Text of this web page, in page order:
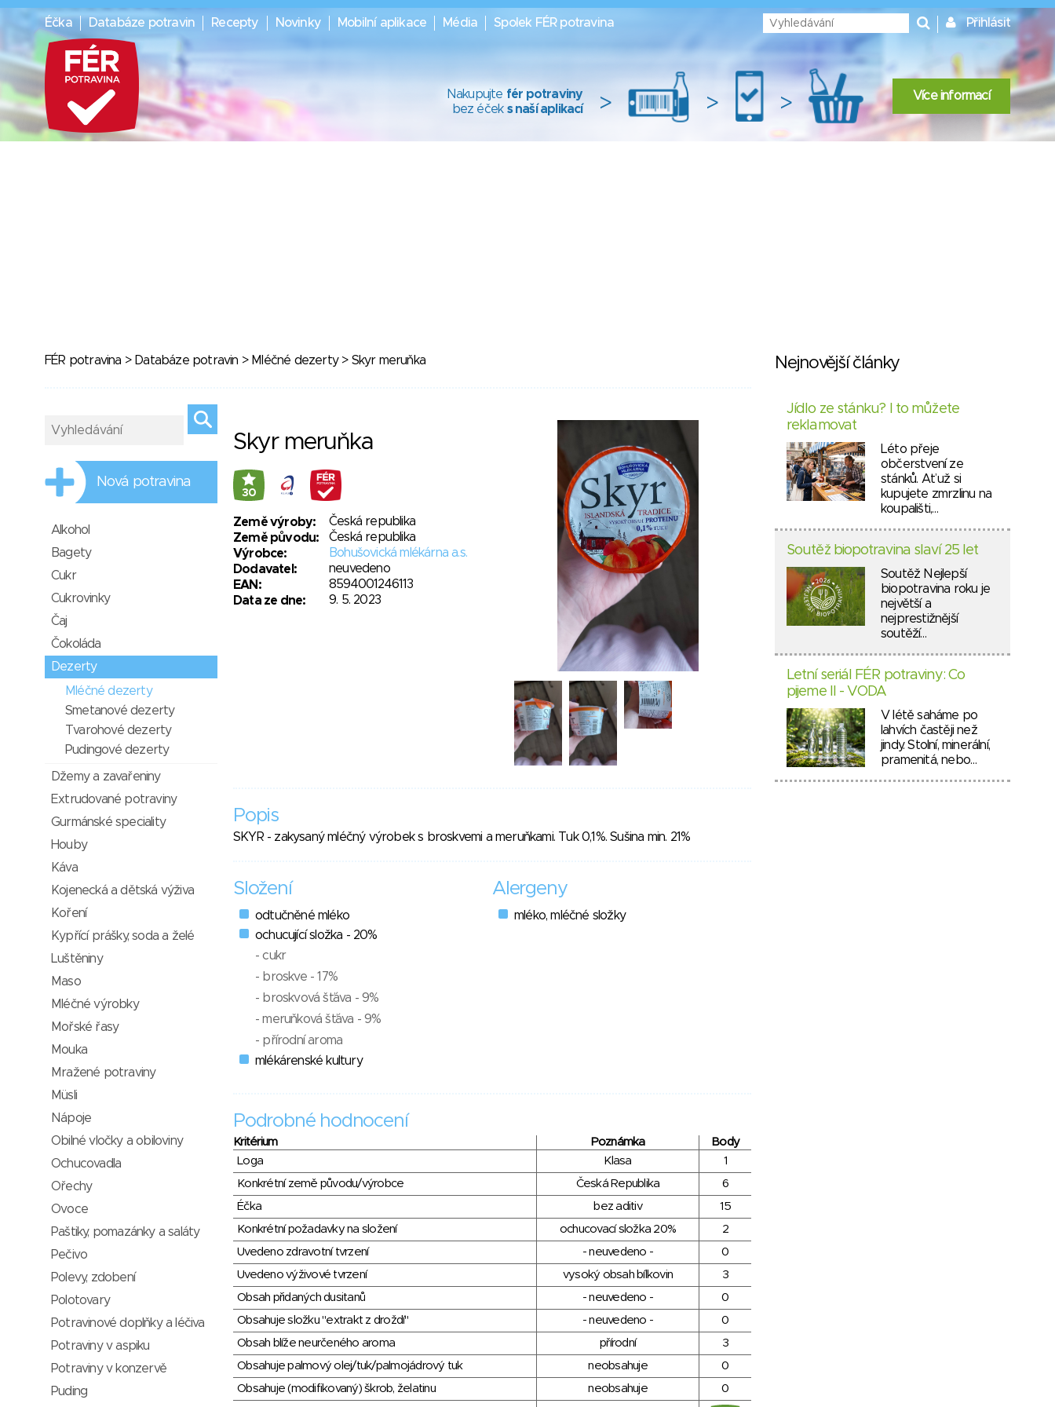
Éčka Databáze potravin Recepty Novinky Mobilní aplikace Média Spolek FÉR potravina Přihlásit
Nakupujte fér potraviny
bez éček s naší aplikací > > > Více informací
FÉR potravina > Databáze potravin > Mléčné dezerty> Skyr meruňka
Skyr meruňka
30
Země výroby:
Česká republika
Země původu:
Česká republika
Výrobce:
Bohušovická mlékárna a.s.
Dodavatel:
neuvedeno
EAN:
8594001246113
Data ze dne:
9. 5. 2023
Popis
SKYR - zakysaný mléčný výrobek s broskvemi a meruňkami. Tuk 0,1%. Sušina min. 21%
Složení
odtučněné mléko
ochucující složka - 20%
- cukr
- broskve - 17%
- broskvová šťáva - 9%
- meruňková šťáva - 9%
- přírodní aroma
mlékárenské kultury
Alergeny
mléko, mléčné složky
Podrobné hodnocení
Kritérium Poznámka
Body
Loga
Klasa
1
Konkrétní země původu/výrobce
Česká Republika
6
Éčka
bez aditiv
15
Konkrétní požadavky na složení
ochucovací složka 20%
2
Uvedeno zdravotní tvrzení
- neuvedeno -
0
Uvedeno výživové tvrzení
vysoký obsah bílkovin
3
Obsah přidaných dusitanů
- neuvedeno -
0
Obsahuje složku "extrakt z droždí"
- neuvedeno -
0
Obsah blíže neurčeného aroma
přírodní
3
Obsahuje palmový olej/tuk/palmojádrový tuk
neobsahuje
0
Obsahuje (modifikovaný) škrob, želatinu
neobsahuje 0
Nová potravina
Alkohol
Bagety
Cukr
Cukrovinky
Čaj
Čokoláda
Dezerty
Mléčné dezerty
Smetanové dezerty
Tvarohové dezerty
Pudingové dezerty
Džemy a zavařeniny
Extrudované potraviny
Gurmánské speciality
Houby
Káva
Kojenecká a dětská výživa
Koření
Kypřící prášky, soda a želé
Luštěniny
Maso
Mléčné výrobky
Mořské řasy
Mouka
Mražené potraviny
Müsli
Nápoje
Obilné vločky a obiloviny
Ochucovadla
Ořechy
Ovoce
Paštiky, pomazánky a saláty
Pečivo
Polevy, zdobení
Polotovary
Potravinové doplňky a léčiva
Potraviny v aspiku
Potraviny v konzervě
Puding
Nejnovější články
Jídlo ze stánku? I to můžete
reklamovat
Léto přeje
občerstvení ze
stánků. Ať už si
kupujete zmrzlinu na
koupališti,…
Soutěž biopotravina slaví 25 let
Soutěž Nejlepší
biopotravina roku je
největší a
nejprestižnější
soutěží…
Letní seriál FÉR potraviny: Co
pijeme II - VODA
V létě saháme po
lahvích častěji než
jindy. Stolní, minerální,
pramenitá, nebo…